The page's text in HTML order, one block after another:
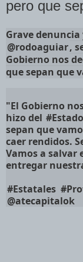
pero que
Grave
@rodoaguiar,
Gobierno nos
que sepan que
"El Gobierno
hizo del #Estado
sepan que
caer rendidos.
Vamos a salvar
entregar
#Estatales
@atecapitalok